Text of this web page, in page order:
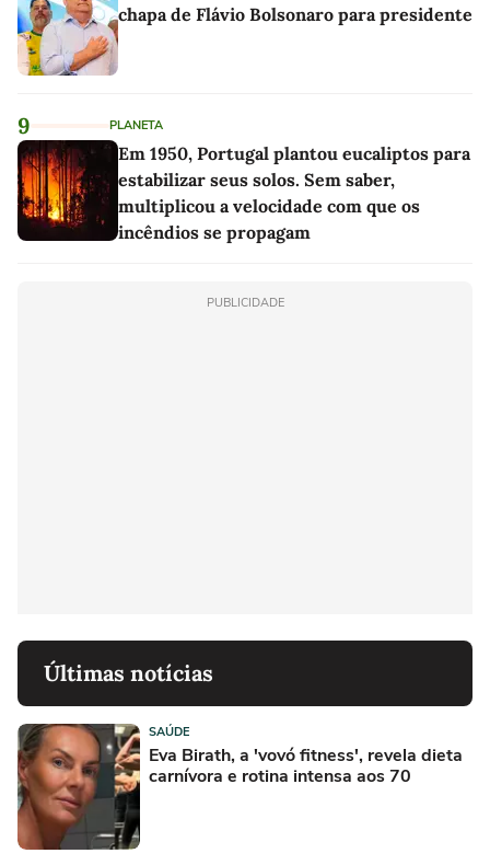
chapa de Flávio Bolsonaro para presidente
9 PLANETA
Em 1950, Portugal plantou eucaliptos para
estabilizar seus solos. Sem saber,
multiplicou a velocidade com que os
incêndios se propagam
PUBLICIDADE
Últimas notícias
SAÚDE
Eva Birath, a 'vovó fitness', revela dieta
carnívora e rotina intensa aos 70